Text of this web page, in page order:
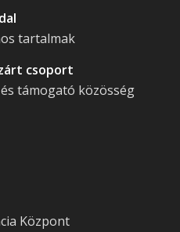
tartalmak
csoport
támogató közösség
Központ